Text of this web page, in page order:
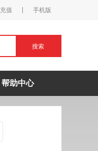
充值 手机版
搜索
帮助中心